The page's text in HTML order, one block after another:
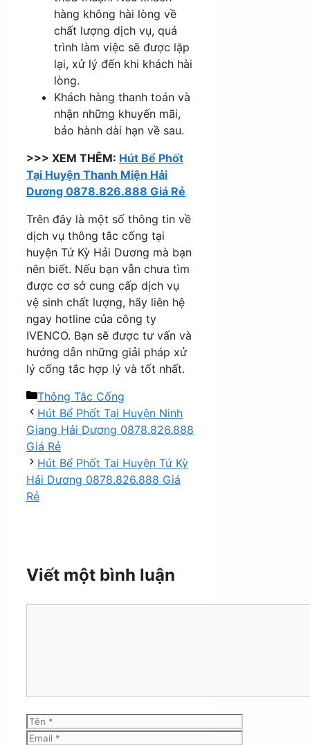
hàng không hài lòng về
chất lượng dịch vụ, quá
trình làm việc sẽ được lặp
lại, xử lý đến khi khách hài
lòng.
Khách hàng thanh toán và
nhận những khuyến mãi,
bảo hành dài hạn về sau.
>>> XEM THÊM: Hút Bể Phốt
Tại Huyện Thanh Miện Hải
Dương 0878.826.888 Giá Rẻ
Trên đây là một số thông tin về
dịch vụ thông tắc cống tại
huyện Tứ Kỳ Hải Dương mà bạn
nên biết. Nếu bạn vẫn chưa tìm
được cơ sở cung cấp dịch vụ
vệ sinh chất lượng, hãy liên hệ
ngay hotline của công ty
IVENCO. Bạn sẽ được tư vấn và
hướng dẫn những giải pháp xử
lý cống tắc hợp lý và tốt nhất.
Danh
mục
Thông Tắc Cống
Hút Bể Phốt Tại Huyện Ninh
Giang Hải Dương 0878.826.888
Giá Rẻ
Hút Bể Phốt Tại Huyện Tứ Kỳ
Hải Dương 0878.826.888 Giá
Rẻ
Viết một bình luận
Tên
Email